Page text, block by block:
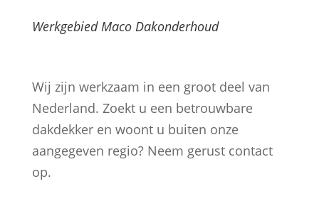
Werkgebied Maco Dakonderhoud
Wij zijn werkzaam in een groot deel van
Nederland. Zoekt u een betrouwbare
dakdekker en woont u buiten onze
aangegeven regio? Neem gerust contact
op.